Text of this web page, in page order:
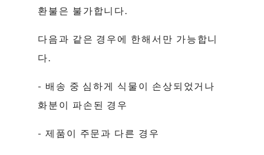
환불은 불가합니다.
다음과 같은 경우에 한해서만 가능합니
다.
- 배송 중 심하게 식물이 손상되었거나
화분이 파손된 경우
- 제품이 주문과 다른 경우